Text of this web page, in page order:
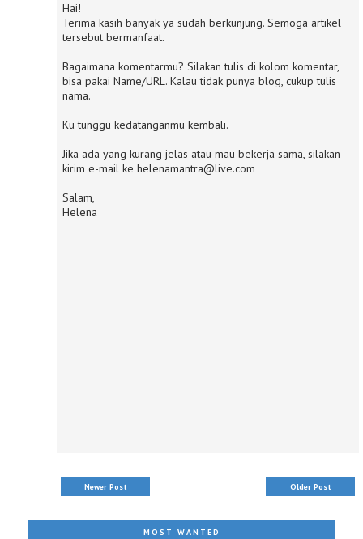
Hai!
Terima kasih banyak ya sudah berkunjung. Semoga artikel
tersebut bermanfaat.
Bagaimana komentarmu? Silakan tulis di kolom komentar,
bisa pakai Name/URL. Kalau tidak punya blog, cukup tulis
nama.
Ku tunggu kedatanganmu kembali.
Jika ada yang kurang jelas atau mau bekerja sama, silakan
kirim e-mail ke helenamantra@live.com
Salam,
Helena
Newer Post Older Post
MOST WANTED